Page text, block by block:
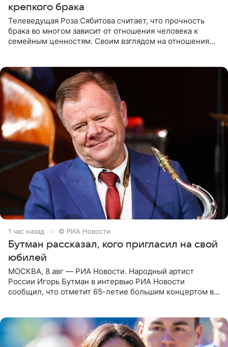
крепкого брака
Телеведущая Роза Сябитова считает, что прочность
брака во многом зависит от отношения человека к
семейным ценностям. Своим взглядом на отношения
1 час назад © РИА Новости
Бутман рассказал, кого пригласил на свой
юбилей
МОСКВА, 8 авг — РИА Новости. Народный артист
России Игорь Бутман в интервью РИА Новости
сообщил, что отметит 65-летие большим концертом в